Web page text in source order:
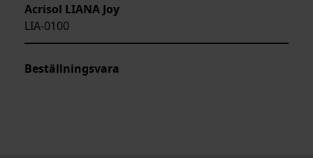
Acrisol LIANA Joy
LIA-0100
Beställningsvara